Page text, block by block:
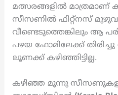
മത്സരങ്ങളിൽ മാത്രമാണ്
സീസണിൽ ഫിറ്റ്നസ്
വീണ്ടെടുത്തെങ്കിലും ആ
പഴയ ഫോമിലേക്ക്
ലൂണക്ക് കഴിഞ്ഞിട്ടില്ല.
കഴിഞ്ഞ മൂന്നു